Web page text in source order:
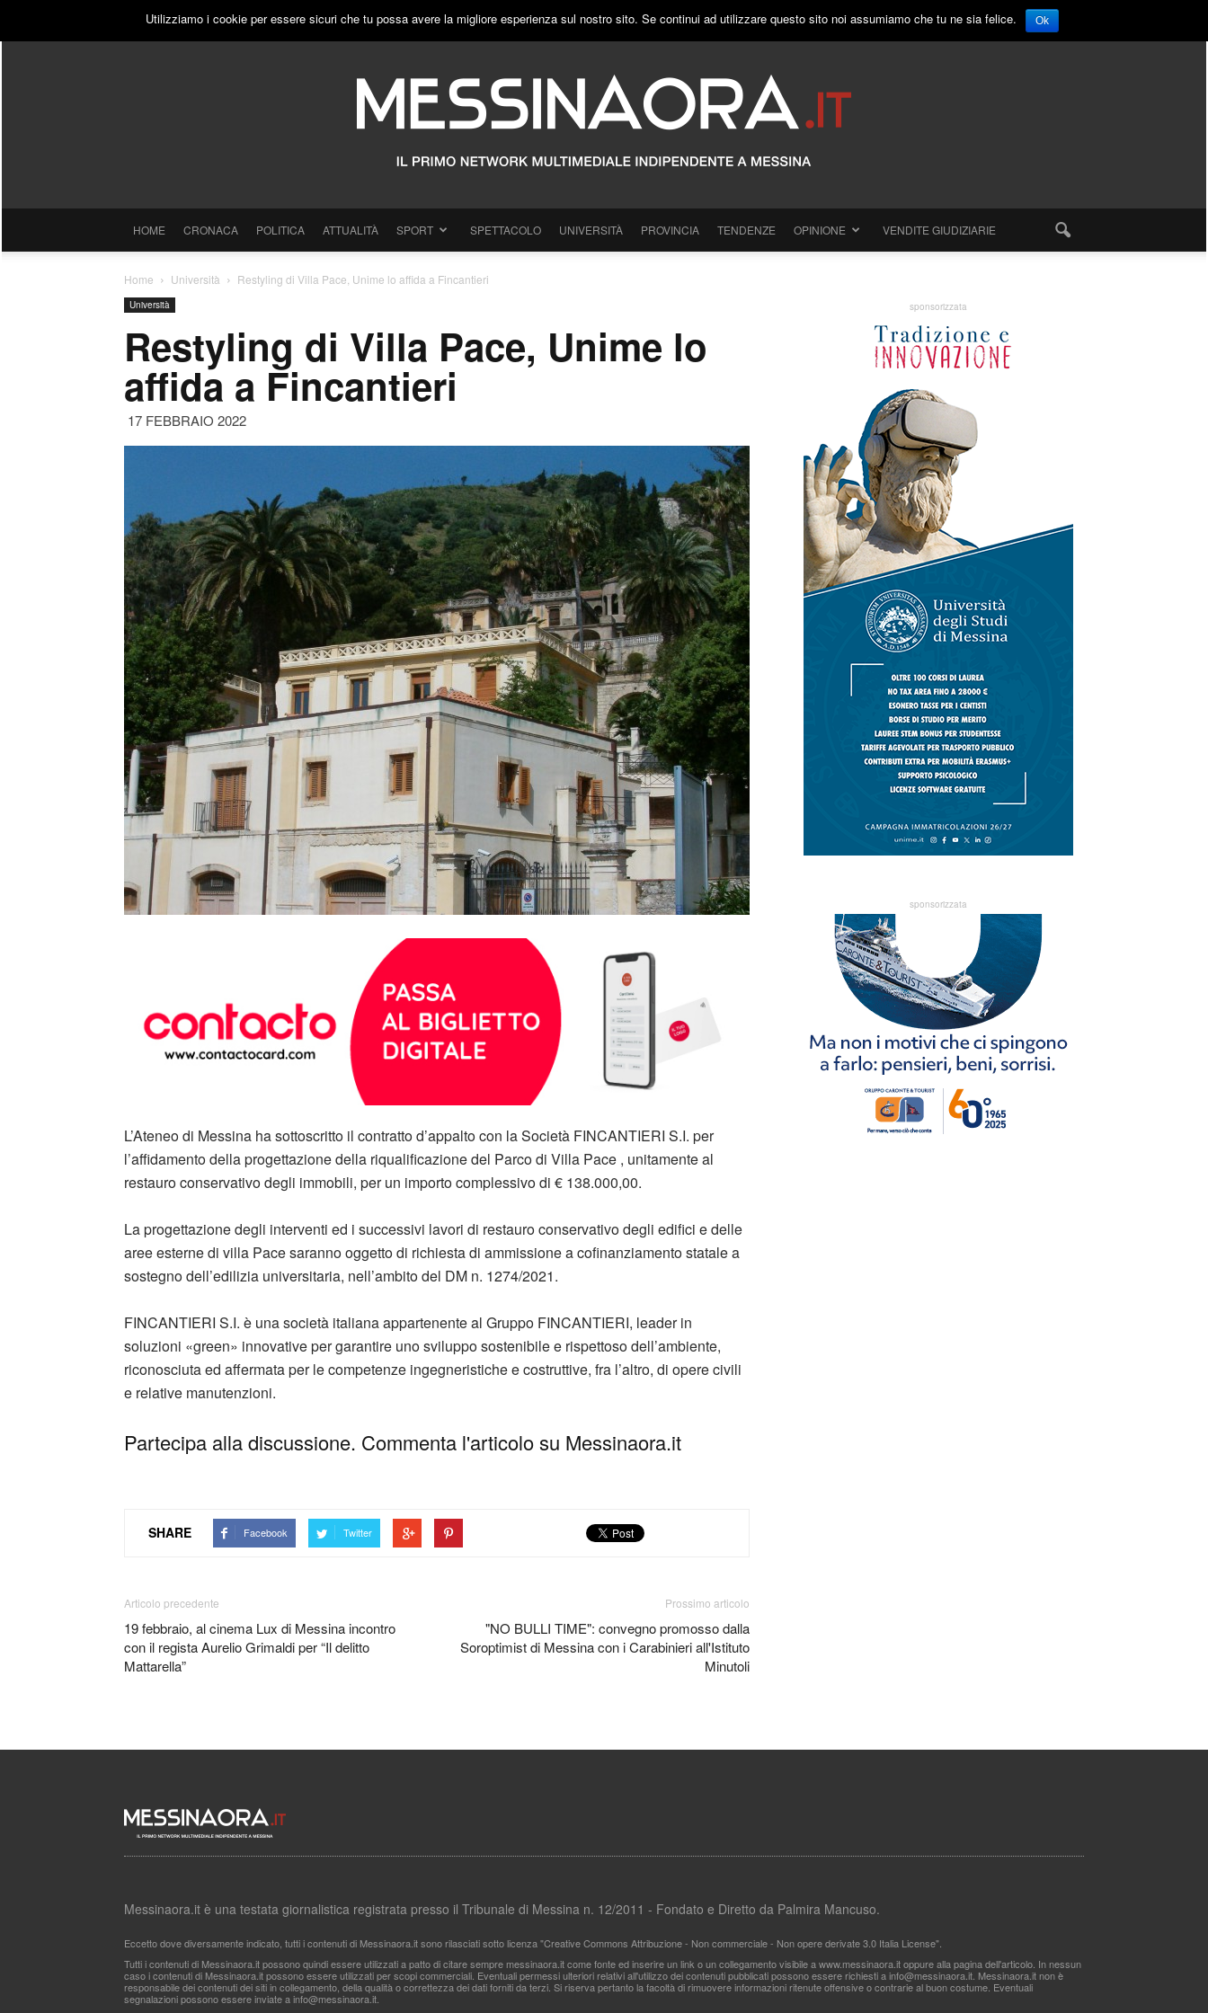
GIOVEDÌ, 6 AGOSTO 2026 PUBBLICITÀ
HOME CRONACA POLITICA ATTUALITÀ SPORT SPETTACOLO UNIVERSITÀ PROVINCIA TENDENZE OPINIONE VENDITE GIUDIZIARIE
Home Università Restyling di Villa Pace, Unime lo affida a Fincantieri
Università
Restyling di Villa Pace, Unime lo
affida a Fincantieri
17 FEBBRAIO 2022
L’Ateneo di Messina ha sottoscritto il contratto d’appalto con la Società FINCANTIERI S.I. per
l’affidamento della progettazione della riqualificazione del Parco di Villa Pace , unitamente al
restauro conservativo degli immobili, per un importo complessivo di € 138.000,00.
La progettazione degli interventi ed i successivi lavori di restauro conservativo degli edifici e delle
aree esterne di villa Pace saranno oggetto di richiesta di ammissione a cofinanziamento statale a
sostegno dell’edilizia universitaria, nell’ambito del DM n. 1274/2021.
FINCANTIERI S.I. è una società italiana appartenente al Gruppo FINCANTIERI, leader in
soluzioni «green» innovative per garantire uno sviluppo sostenibile e rispettoso dell’ambiente,
riconosciuta ed affermata per le competenze ingegneristiche e costruttive, fra l’altro, di opere civili
e relative manutenzioni.
Partecipa alla discussione. Commenta l'articolo su Messinaora.it
SHARE Facebook Twitter
Articolo precedente
19 febbraio, al cinema Lux di Messina incontro
con il regista Aurelio Grimaldi per “Il delitto
Mattarella”
Prossimo articolo
"NO BULLI TIME": convegno promosso dalla
Soroptimist di Messina con i Carabinieri all'Istituto
Minutoli
sponsorizzata
sponsorizzata
Messinaora.it è una testata giornalistica registrata presso il Tribunale di Messina n. 12/2011 - Fondato e Diretto da Palmira Mancuso.
Eccetto dove diversamente indicato, tutti i contenuti di Messinaora.it sono rilasciati sotto licenza "Creative Commons Attribuzione - Non commerciale - Non opere derivate 3.0 Italia License".
Tutti i contenuti di Messinaora.it possono quindi essere utilizzati a patto di citare sempre messinaora.it come fonte ed inserire un link o un collegamento visibile a www.messinaora.it oppure alla pagina dell'articolo. In nessun
caso i contenuti di Messinaora.it possono essere utilizzati per scopi commerciali. Eventuali permessi ulteriori relativi all'utilizzo dei contenuti pubblicati possono essere richiesti ainfo@messinaora.it . Messinaora.it non è
responsabile dei contenuti dei siti in collegamento, della qualità o correttezza dei dati forniti da terzi. Si riserva pertanto la facoltà di rimuovere informazioni ritenute offensive o contrarie al buon costume. Eventuali
segnalazioni possono essere inviate ainfo@messinaora.it
Utilizziamo i cookie per essere sicuri che tu possa avere la migliore esperienza sul nostro sito. Se continui ad utilizzare questo sito noi assumiamo che tu ne sia felice. Ok